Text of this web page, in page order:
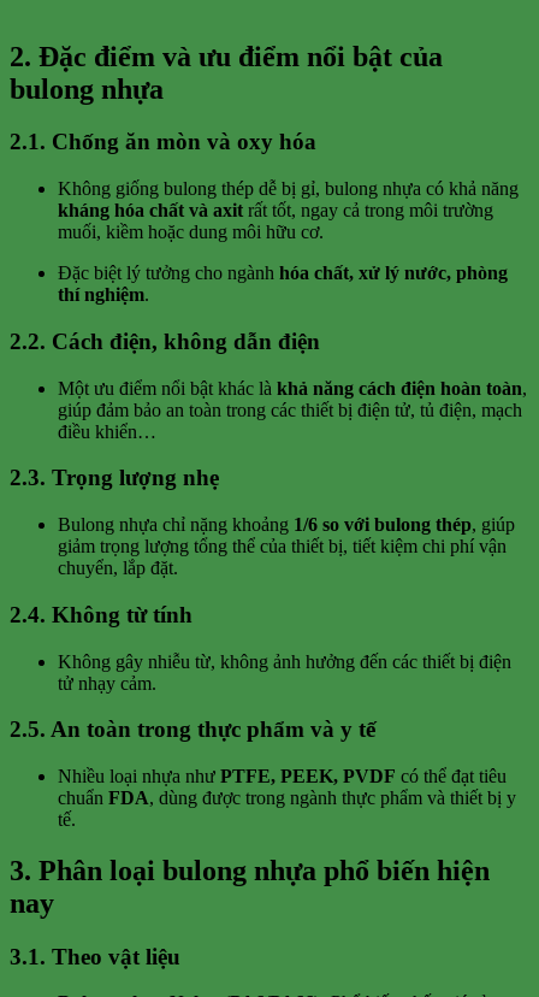
2. Đặc điểm và ưu điểm nổi bật của
bulong nhựa
2.1. Chống ăn mòn và oxy hóa
Không giống bulong thép dễ bị gỉ, bulong nhựa có khả năng
kháng hóa chất và axit rất tốt, ngay cả trong môi trường
muối, kiềm hoặc dung môi hữu cơ.
Đặc biệt lý tưởng cho ngành hóa chất, xử lý nước, phòng
thí nghiệm.
2.2. Cách điện, không dẫn điện
Một ưu điểm nổi bật khác là khả năng cách điện hoàn toàn,
giúp đảm bảo an toàn trong các thiết bị điện tử, tủ điện, mạch
điều khiển…
2.3. Trọng lượng nhẹ
Bulong nhựa chỉ nặng khoảng 1/6 so với bulong thép, giúp
giảm trọng lượng tổng thể của thiết bị, tiết kiệm chi phí vận
chuyển, lắp đặt.
2.4. Không từ tính
Không gây nhiễu từ, không ảnh hưởng đến các thiết bị điện
tử nhạy cảm.
2.5. An toàn trong thực phẩm và y tế
Nhiều loại nhựa như PTFE, PEEK, PVDF có thể đạt tiêu
chuẩn FDA, dùng được trong ngành thực phẩm và thiết bị y
tế.
3. Phân loại bulong nhựa phổ biến hiện
nay
3.1. Theo vật liệu